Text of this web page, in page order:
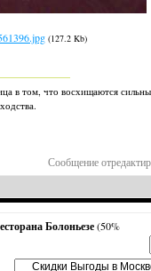
(127.2 Kb)
в том, что восхищаются
Сообщение
Болоньезе(50%